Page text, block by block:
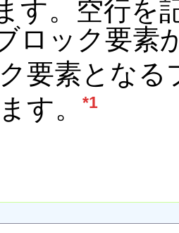
す。空行を
ロック要素
要素となる
す。
*1